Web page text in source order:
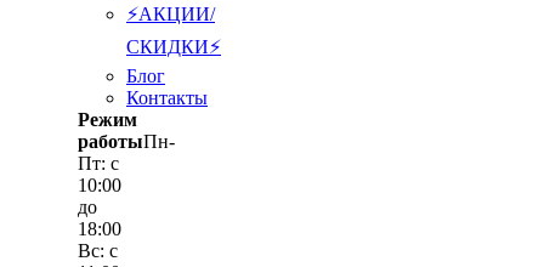
⚡АКЦИИ/
СКИДКИ⚡
Блог
Контакты
Режим
работыПн-
Пт: с
10:00
до
18:00
Вс: с